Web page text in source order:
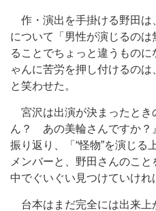
作・演出を手掛ける野田は
について「男性が演じるの
ることでちょっと違うもの
ゃんに苦労を押し付けるのは
と笑わせた。
宮沢は出演が決まったとき
ん？ あの美輪さんですか？
振り返り、「“怪物”を演じる
メンバーと、野田さんのこ
中でぐいぐい見つけていけれ
台本はまだ完全には出来上